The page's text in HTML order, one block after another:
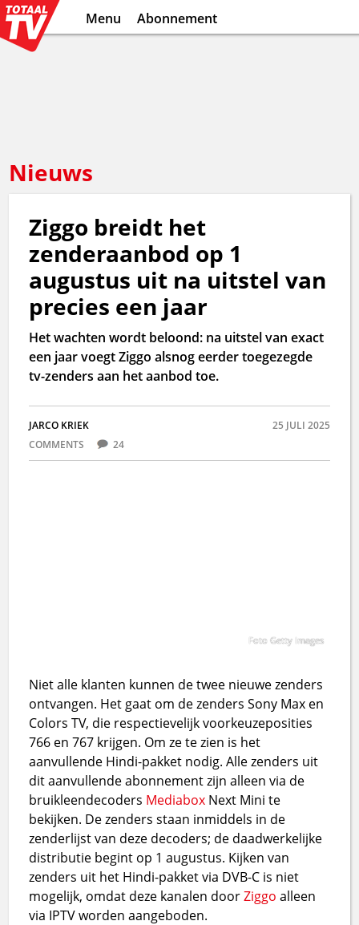
Menu Abonnement
Nieuws
Ziggo breidt het
zenderaanbod op 1
augustus uit na uitstel van
precies een jaar
Het wachten wordt beloond: na uitstel van exact
een jaar voegt Ziggo alsnog eerder toegezegde
tv-zenders aan het aanbod toe.
JARCO KRIEK
25 JULI 2025
COMMENTS
24
Foto Getty Images
Niet alle klanten kunnen de twee nieuwe zenders
ontvangen. Het gaat om de zenders Sony Max en
Colors TV, die respectievelijk voorkeuzeposities
766 en 767 krijgen. Om ze te zien is het
aanvullende Hindi-pakket nodig. Alle zenders uit
dit aanvullende abonnement zijn alleen via de
bruikleendecoders Mediabox Next Mini te
bekijken. De zenders staan inmiddels in de
zenderlijst van deze decoders; de daadwerkelijke
distributie begint op 1 augustus. Kijken van
zenders uit het Hindi-pakket via DVB-C is niet
mogelijk, omdat deze kanalen doorZiggo alleen
via IPTV worden aangeboden.